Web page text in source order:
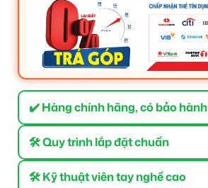
✔️ Hàng chính hãng, có bảo hành
🛠 Quy trình lắp đặt chuẩn
🛠 Kỹ thuật viên tay nghề cao